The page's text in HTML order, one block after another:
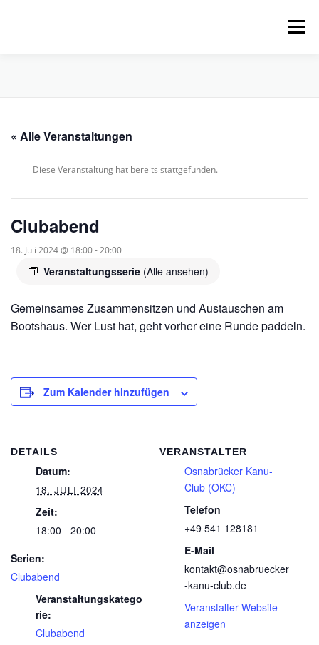
Menü
VERLEIH, TOUREN UND SUP
« Alle Veranstaltungen
Diese Veranstaltung hat bereits stattgefunden.
Clubabend
18. Juli 2024 @ 18:00-20:00
Veranstaltungsserie (Alle ansehen)
Gemeinsames Zusammensitzen und Austauschen am
Bootshaus. Wer Lust hat, geht vorher eine Runde paddeln.
Zum Kalender hinzufügen
DETAILS
Datum:
18. JULI 2024
Zeit:
18:00 - 20:00
Serien:
Clubabend
Veranstaltungskatego
rie:
Clubabend
VERANSTALTER
Osnabrücker Kanu-
Club (OKC)
Telefon
+49 541 128181
E-Mail
kontakt@osnabruecker
-kanu-club.de
Veranstalter-Website
anzeigen